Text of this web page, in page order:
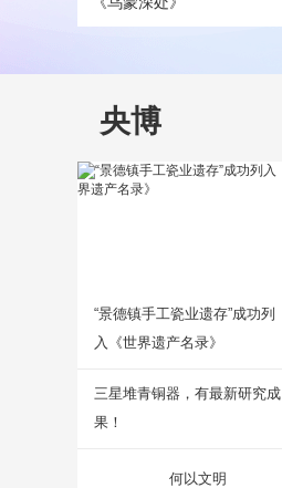
央博
“景德镇手工瓷业遗存”成功列
入《世界遗产名录》
三星堆青铜器，有最新研究成
果！
何以文明